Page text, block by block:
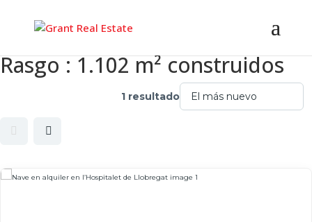
Rasgo :1.102 m² construidos
1 resultado